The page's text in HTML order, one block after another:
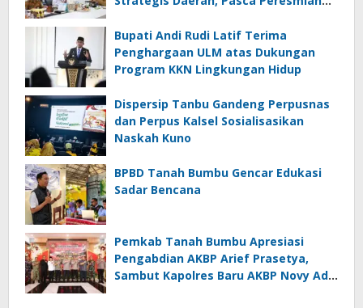
Bupati Andi Rudi Latif Terima
Penghargaan ULM atas Dukungan
Program KKN Lingkungan Hidup
Dispersip Tanbu Gandeng Perpusnas
dan Perpus Kalsel Sosialisasikan
Naskah Kuno
BPBD Tanah Bumbu Gencar Edukasi
Sadar Bencana
Pemkab Tanah Bumbu Apresiasi
Pengabdian AKBP Arief Prasetya,
Sambut Kapolres Baru AKBP Novy Adi